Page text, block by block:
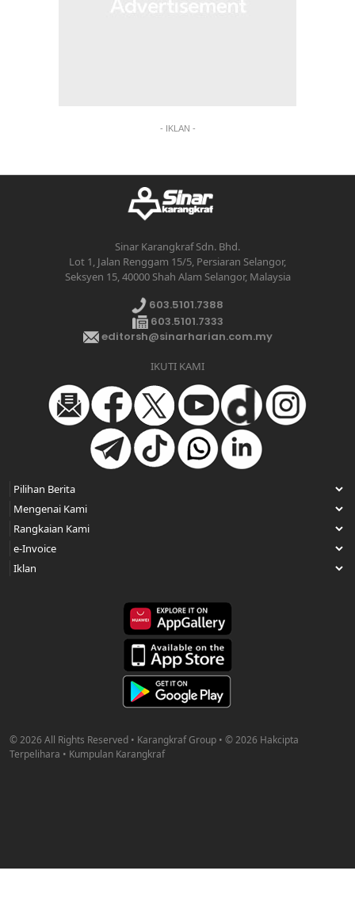
- IKLAN -
Sinar Karangkraf Sdn. Bhd.
Lot 1, Jalan Renggam 15/5, Persiaran Selangor,
Seksyen 15, 40000 Shah Alam Selangor, Malaysia
603.5101.7388
603.5101.7333
editorsh@sinarharian.com.my
IKUTI KAMI
© 2026 All Rights Reserved • Karangkraf Group • © 2026 Hakcipta
Terpelihara • Kumpulan Karangkraf